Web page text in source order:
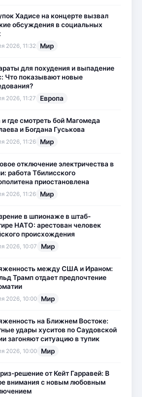
Хадисе на концерте вызвал
обсуждения в социальных
2026, 11:32 Мир
для похудения и выпадение
Что показывают новые
2026, 11:27 Европа
и где смотреть бой Магомеда
и Богдана Гуськова
2026, 11:26 Мир
отключение электричества в
работа Тбилисского
приостановлена
2026, 11:26 Мир
в шпионаже в штаб-
НАТО: арестован человек
происхождения
2026, 10:07 Мир
между США и Ираном:
Трамп отдает предпочтение
2026, 10:00 Мир
на Ближнем Востоке:
удары хуситов по Саудовской
загоняют ситуацию в тупик
2026, 10:00 Мир
решение от Кейт Гарравей: В
внимания с новым любовным